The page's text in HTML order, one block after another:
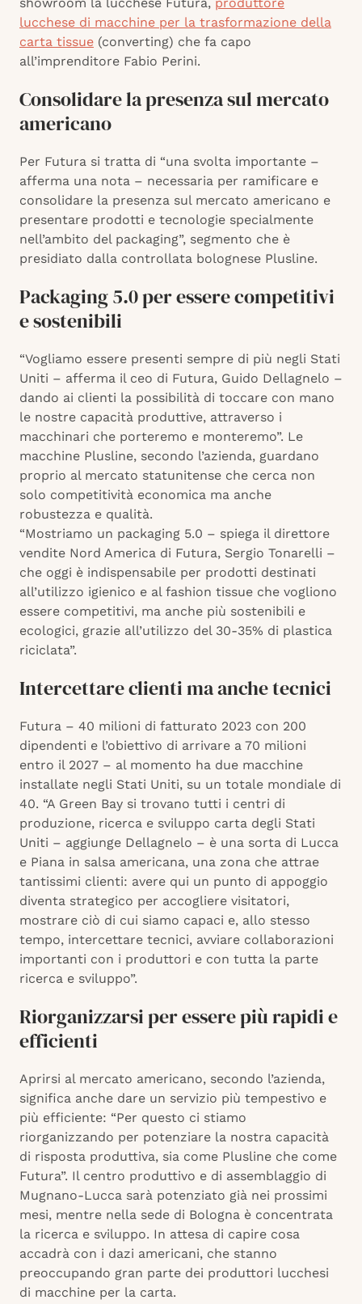
showroom la lucchese Futura, produttore
lucchese di macchine per la trasformazione della
carta tissue (converting) che fa capo
all’imprenditore Fabio Perini.
Consolidare la presenza sul mercato
americano
Per Futura si tratta di “una svolta importante –
afferma una nota – necessaria per ramificare e
consolidare la presenza sul mercato americano e
presentare prodotti e tecnologie specialmente
nell’ambito del packaging”, segmento che è
presidiato dalla controllata bolognese Plusline.
Packaging 5.0 per essere competitivi
e sostenibili
“Vogliamo essere presenti sempre di più negli Stati
Uniti – afferma il ceo di Futura, Guido Dellagnelo –
dando ai clienti la possibilità di toccare con mano
le nostre capacità produttive, attraverso i
macchinari che porteremo e monteremo”. Le
macchine Plusline, secondo l’azienda, guardano
proprio al mercato statunitense che cerca non
solo competitività economica ma anche
robustezza e qualità.
“Mostriamo un packaging 5.0 – spiega il direttore
vendite Nord America di Futura, Sergio Tonarelli –
che oggi è indispensabile per prodotti destinati
all’utilizzo igienico e al fashion tissue che vogliono
essere competitivi, ma anche più sostenibili e
ecologici, grazie all’utilizzo del 30-35% di plastica
riciclata”.
Intercettare clienti ma anche tecnici
Futura – 40 milioni di fatturato 2023 con 200
dipendenti e l’obiettivo di arrivare a 70 milioni
entro il 2027 – al momento ha due macchine
installate negli Stati Uniti, su un totale mondiale di
40. “A Green Bay si trovano tutti i centri di
produzione, ricerca e sviluppo carta degli Stati
Uniti – aggiunge Dellagnelo – è una sorta di Lucca
e Piana in salsa americana, una zona che attrae
tantissimi clienti: avere qui un punto di appoggio
diventa strategico per accogliere visitatori,
mostrare ciò di cui siamo capaci e, allo stesso
tempo, intercettare tecnici, avviare collaborazioni
importanti con i produttori e con tutta la parte
ricerca e sviluppo”.
Riorganizzarsi per essere più rapidi e
efficienti
Aprirsi al mercato americano, secondo l’azienda,
significa anche dare un servizio più tempestivo e
più efficiente: “Per questo ci stiamo
riorganizzando per potenziare la nostra capacità
di risposta produttiva, sia come Plusline che come
Futura”. Il centro produttivo e di assemblaggio di
Mugnano-Lucca sarà potenziato già nei prossimi
mesi, mentre nella sede di Bologna è concentrata
la ricerca e sviluppo. In attesa di capire cosa
accadrà con i dazi americani, che stanno
preoccupando gran parte dei produttori lucchesi
di macchine per la carta.